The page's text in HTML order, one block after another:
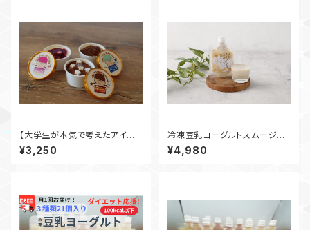
【大学生が本気で考えたアイス
クリーム】5個セット
¥3,250
冷凍豆乳ヨーグルトスムージー
３種✗２個（計６個）
¥4,980